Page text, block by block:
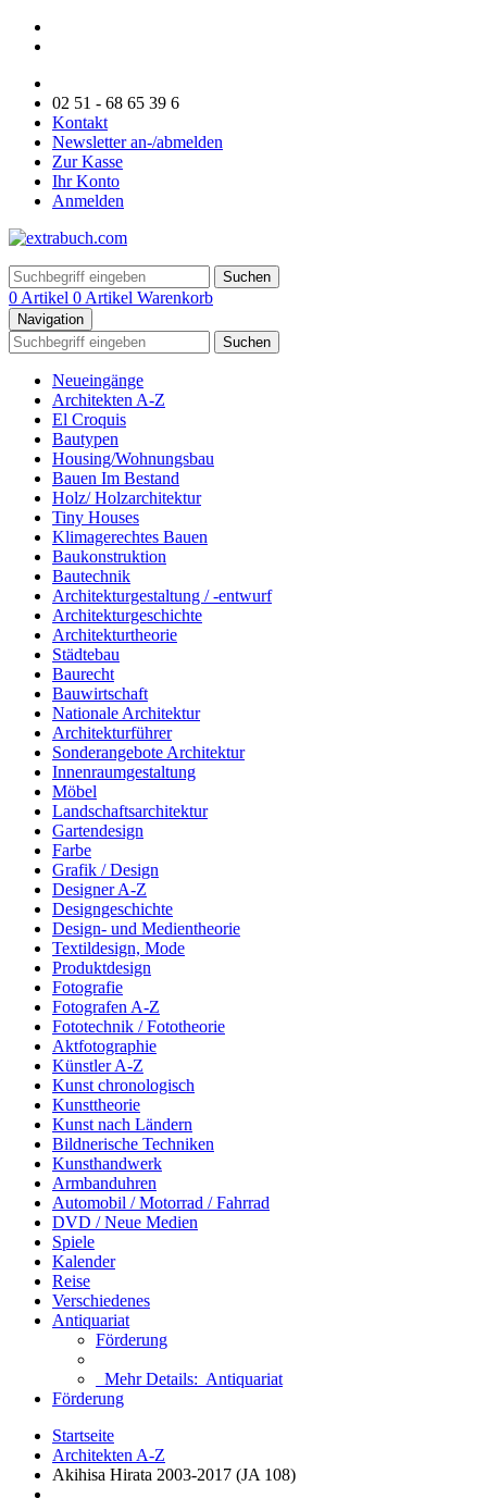
02 51 - 68 65 39 6
Kontakt
Newsletter an-/abmelden
Zur Kasse
Ihr Konto
Anmelden
Suchen
0 Artikel 0 Artikel Warenkorb
Navigation
Suchen
Neueingänge
Architekten A-Z
El Croquis
Bautypen
Housing/Wohnungsbau
Bauen Im Bestand
Holz/ Holzarchitektur
Tiny Houses
Klimagerechtes Bauen
Baukonstruktion
Bautechnik
Architekturgestaltung / -entwurf
Architekturgeschichte
Architekturtheorie
Städtebau
Baurecht
Bauwirtschaft
Nationale Architektur
Architekturführer
Sonderangebote Architektur
Innenraumgestaltung
Möbel
Landschaftsarchitektur
Gartendesign
Farbe
Grafik / Design
Designer A-Z
Designgeschichte
Design- und Medientheorie
Textildesign, Mode
Produktdesign
Fotografie
Fotografen A-Z
Fototechnik / Fototheorie
Aktfotographie
Künstler A-Z
Kunst chronologisch
Kunsttheorie
Kunst nach Ländern
Bildnerische Techniken
Kunsthandwerk
Armbanduhren
Automobil / Motorrad / Fahrrad
DVD / Neue Medien
Spiele
Kalender
Reise
Verschiedenes
Antiquariat
Förderung
Mehr Details: Antiquariat
Förderung
Startseite
Architekten A-Z
Akihisa Hirata 2003-2017 (JA 108)